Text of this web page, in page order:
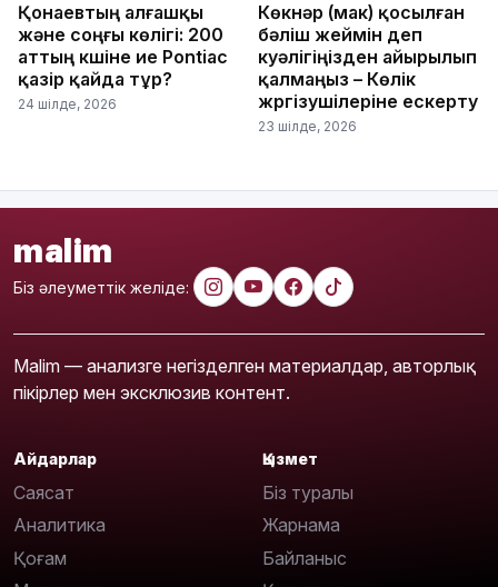
Қонаевтың алғашқы
және соңғы көлігі: 200
аттың күшіне ие Pontiac
қазір қайда тұр?
24 шілде, 2026
Көкнәр (мак) қосылған
бәліш жеймін деп
куәлігіңізден айырылып
қалмаңыз – Көлік
жүргізушілеріне ескерту
23 шілде, 2026
malim
Біз әлеуметтік желіде:
Malim — анализге негізделген материалдар, авторлық
пікірлер мен эксклюзив контент.
Айдарлар
Саясат
Аналитика
Қоғам
Қызмет
Біз туралы
Жарнама
Байланыс